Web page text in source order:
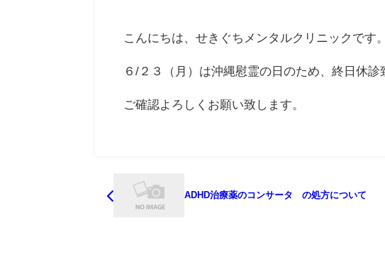
こんにちは、せきぐちメンタルクリニックです。
６/２３（月）は沖縄慰霊の日のため、終日休診
ご確認よろしくお願い致します。
ADHD治療薬のコンサータ®の処方について